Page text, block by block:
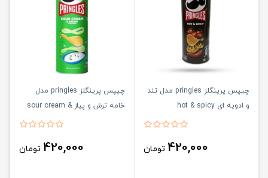
چیپس پرینگلز pringles مدل تند
و ادویه ای hot & spicy
420,000 تومان
چیپس پرینگلز pringles مدل
خامه ترش و پیاز sour cream &
420,000 تومان